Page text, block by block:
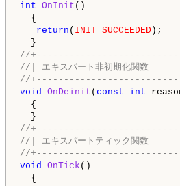
int OnInit ()
{
return ( INIT_SUCCEEDED );
//
//| エキスパート非初期化関数
//
void OnDeinit ( const int
{
//
//| エキスパートティック関数
//
void OnTick ()
{